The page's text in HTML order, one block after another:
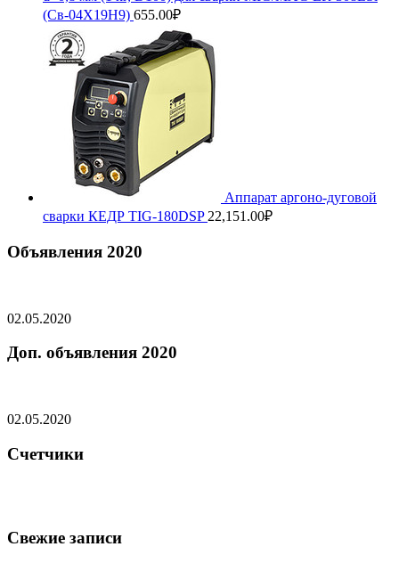
(Св-04Х19Н9) 655.00₽
Аппарат аргоно-дуговой
сварки КЕДР TIG-180DSP 22,151.00₽
Объявления 2020
02.05.2020
Доп. объявления 2020
02.05.2020
Счетчики
Свежие записи